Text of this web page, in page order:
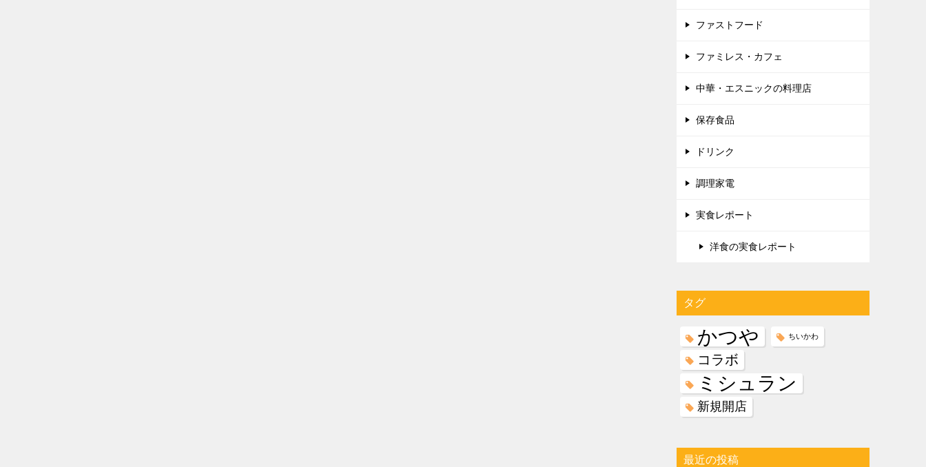
ファストフード
ファミレス・カフェ
中華・エスニックの料理店
保存食品
ドリンク
調理家電
実食レポート
洋食の実食レポート
タグ
かつや ちいかわ
コラボ
ミシュラン
新規開店
最近の投稿